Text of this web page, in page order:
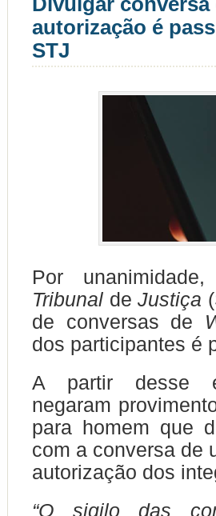
autorização é
STJ
Por
Tribunal deJustiça
de conversas de
dos participantes é
A partir desse
negaram
para homem que
com a conversa de
autorização dos
“O sigilo das